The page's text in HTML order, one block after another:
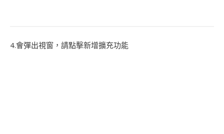
4.會彈出視窗，請點擊新增擴充功能